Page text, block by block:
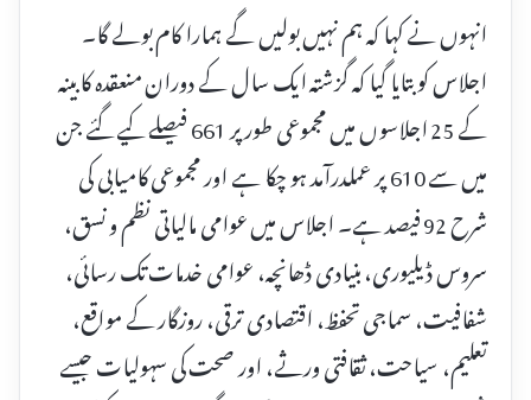
انہوں نے کہا کہ ہم نہیں بولیں گے ہمارا کام بولے گا۔
اجلاس کو بتایا گیا کہ گزشتہ ایک سال کے دوران منعقدہ کابینہ
کے 25 اجلاسوں میں مجموعی طور پر 661 فیصلے کیے گئے جن
میں سے 610 پر عملدرآمد ہو چکا ہے اور مجموعی کامیابی کی
شرح 92 فیصد ہے۔ اجلاس میں عوامی مالیاتی نظم و نسق،
سروس ڈیلیوری، بنیادی ڈھانچہ، عوامی خدمات تک رسائی،
شفافیت، سماجی تحفظ، اقتصادی ترقی، روزگار کے مواقع،
تعلیم، سیاحت، ثقافتی ورثے، اور صحت کی سہولیات جیسے